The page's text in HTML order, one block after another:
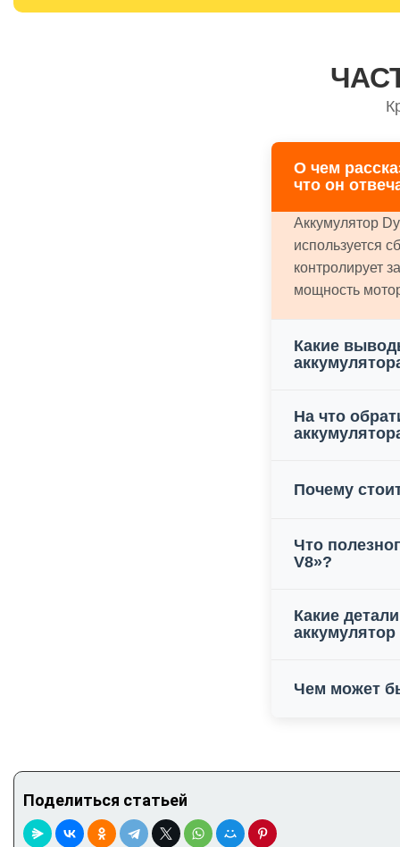
О чем
что он
Аккумулятор
используется
контролирует
мощность
Какие
На что
Почему
Что
V8»?
Какие
Чем может
Поделиться статьей